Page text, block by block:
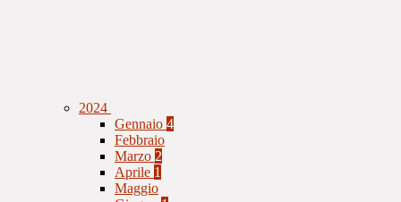
2024
Gennaio 4
Febbraio
Marzo 2
Aprile 1
Maggio